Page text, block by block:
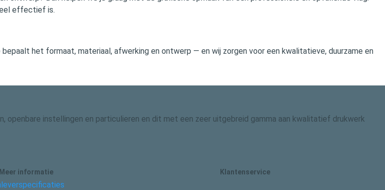
effectief is.
het formaat, materiaal, afwerking en ontwerp — en wij zorgen voor een kwalitatieve, duurzame en
openbare instellingen en particulieren en dit met een zeer uitgebreid gamma aan kwalitatief drukwerk
Meer informatie Klantenservice